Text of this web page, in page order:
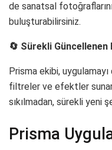
de sanatsal
buluşturabilirsiniz.
🔄 Sürekli
Prisma ekibi,
filtreler ve efektler sunar.
sıkılmadan, sürekli yeni
Prisma